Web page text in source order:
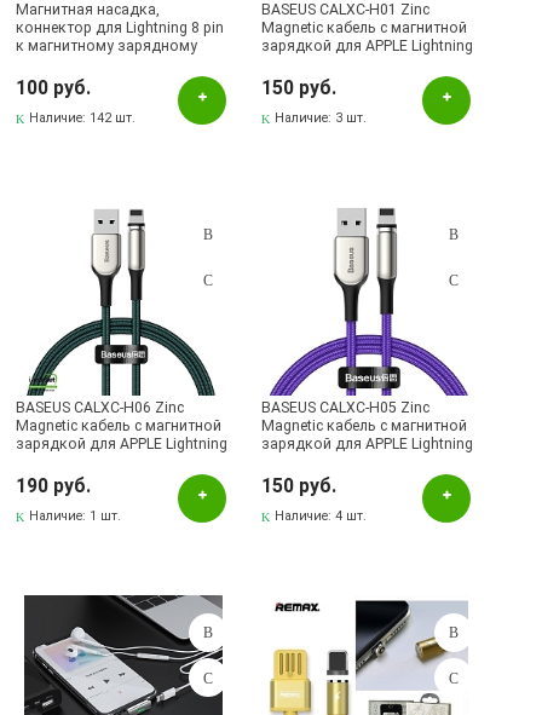
Серебристый
Серый
Фиолетовый
Черный
Бренд
Baseus
Remax
Pаспределительный центр
Альметьевск, ул.Ленина, 132, ТЦ ЛЕНТА
Бавлы, ул.Пионерская, 11
Магнитная насадка,
коннектор для Lightning 8 pin
к магнитному зарядному
100 руб.
Наличие: 142 шт.
BASEUS CALXC-H01 Zinc
Magnetic кабель с магнитной
зарядкой для APPLE Lightning
Последняя цена
150 руб.
Наличие: 3 шт.
BASEUS CALXC-H06 Zinc
Magnetic кабель с магнитной
зарядкой для APPLE Lightning
190 руб.
Наличие: 1 шт.
BASEUS CALXC-H05 Zinc
Magnetic кабель с магнитной
зарядкой для APPLE Lightning
Последняя цена
150 руб.
Наличие:4 шт.